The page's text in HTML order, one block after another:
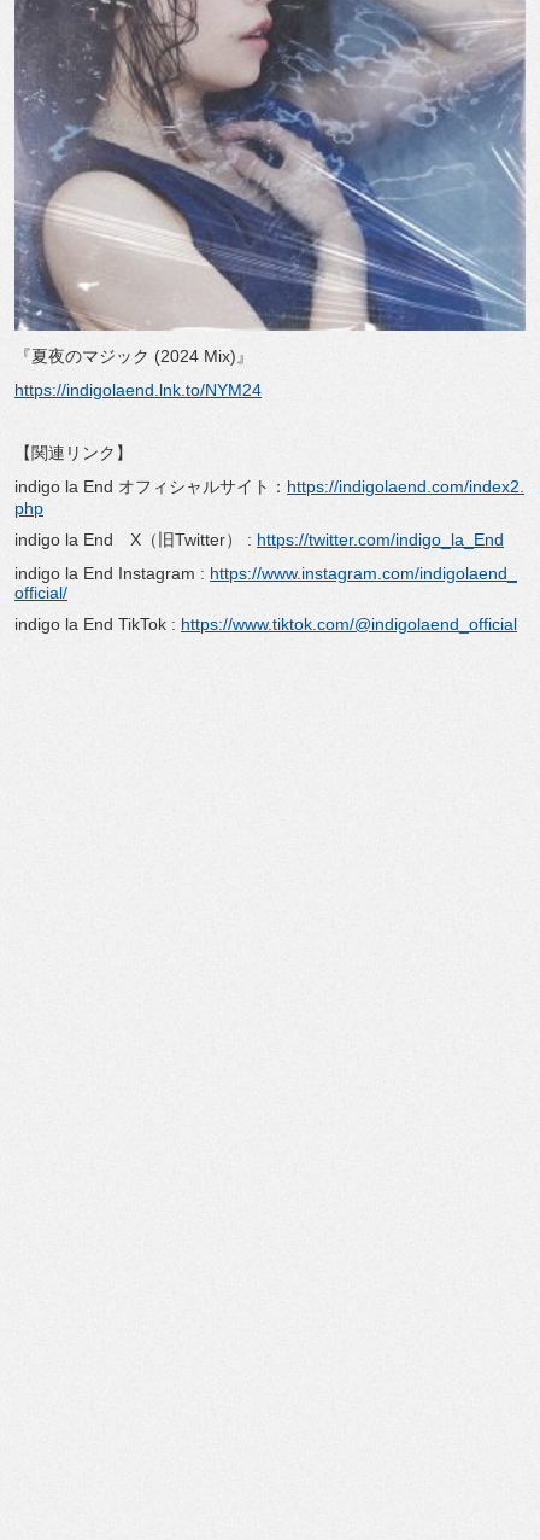
『夏夜のマジック (2024 Mix)』
https://indigolaend.lnk.to/NYM24
【関連リンク】
indigo la End オフィシャルサイト： https://indigolaend.com/index2.
php
indigo la End X（旧Twitter） : https://twitter.com/indigo_la_End
indigo la End Instagram : https://www.instagram.com/indigolaend_
official/
indigo la End TikTok : https://www.tiktok.com/@indigolaend_official